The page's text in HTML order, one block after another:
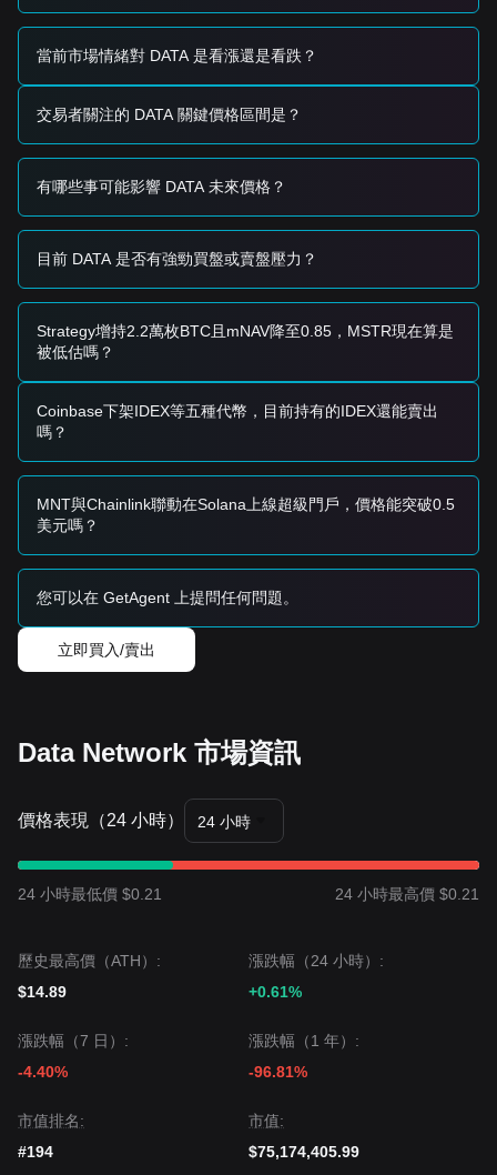
風險情境
• 若價格跌破$0.03450支撐位，市場可能進入短期修正階段，
並可能測試更低流動性區域。
買入策略
保守型投資人
• 等待價格回撤至$0.03450附近，並在分批建倉前觀察是否趨
於穩定。
測時進場。
• 若DATA成功突破$0.04120阻力，可能形成新的偏多結構。下
一個目標價約為$0.04800。
長期型投資人
• 只要市場能維持其在$0.03100宏觀支撐之上的結構，長期向
趨勢摘要
市場洞察
從短期角度看，Data Network在過去7天呈現區間震盪的價格
結構，而整體市場情緒仍為審慎
。交易者目前正等待某個催化
劑，推動價格脫離目前這個狹窄的波動區間。
市場共識
分析師普遍認為：雖然Data Network在近端可能仍會持續橫盤
或出現小幅波動，但只要它能守住關鍵的$0.03450支撐位，則
當前市場情緒對 DATA 是看漲還是看跌？
交易者關注的 DATA 關鍵價格區間是？
有哪些事可能影響 DATA 未來價格？
目前 DATA 是否有強勁買盤或賣盤壓力？
Strategy增持2.2萬枚BTC且mNAV降至0.85，MSTR現在算是
被低估嗎？
Coinbase下架IDEX等五種代幣，目前持有的IDEX還能賣出
嗎？
MNT與Chainlink聯動在Solana上線超級門戶，價格能突破0.5
美元嗎？
您可以在 GetAgent 上提問任何問題。
立即買入/賣出
Data Network 市場資訊
價格表現（24 小時） 24 小時
24 小時最低價 $0.21 24 小時最高價 $0.21
歷史最高價（ATH）:
$14.89
漲跌幅（24 小時）:
+0.61%
漲跌幅（7 日）:
-4.40%
漲跌幅（1 年）:
-96.81%
市值排名:
#194
市值:
$75,174,405.99